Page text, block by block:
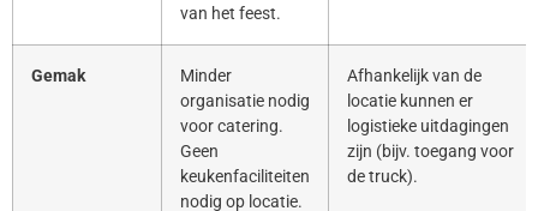
van het feest.
Gemak
Minder
organisatie nodig
voor catering.
Geen
keukenfaciliteiten
nodig op locatie.
Afhankelijk van de
locatie kunnen er
logistieke uitdagingen
zijn (bijv. toegang voor
de truck).